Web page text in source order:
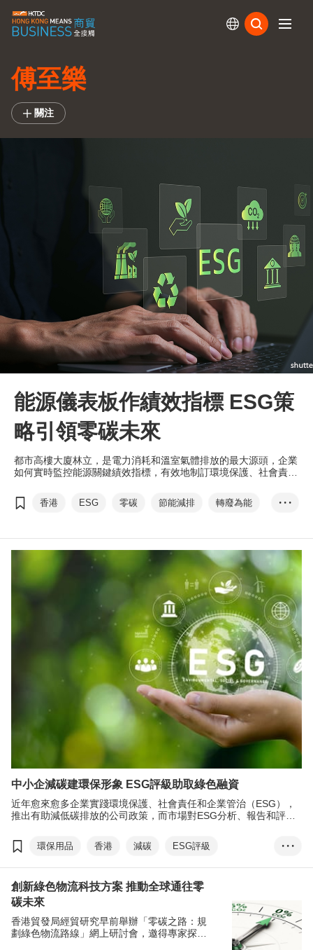
傅至樂
關注
能源儀表板作績效指標 ESG策
略引領零碳未來
都市高樓大廈林立，是電力消耗和溫室氣體排放的最大源頭，企業
如何實時監控能源關鍵績效指標，有效地制訂環境保護、社會責任
香港 ESG 零碳 節能減排
轉廢為能
• • •
中小企減碳建環保形象 ESG評級助取綠色融資
近年愈來愈多企業實踐環境保護、社會責任和企業管治（ESG），
推出有助減低碳排放的公司政策，而市場對ESG分析、報告和評級
象，加強競爭優勢，還可更容易滿足綠色融資申請資格。
環保用品 香港 減碳
ESG評級
綠色融資
ESG金融產品
可持續發展
可再生能源
綠色運輸 環保物料
傅至樂
• • •
創新綠色物流科技方案 推動全球通往零
碳未來
香港貿發局經貿研究早前舉辦「零碳之路：規
劃綠色物流路線」網上研討會，邀得專家探討